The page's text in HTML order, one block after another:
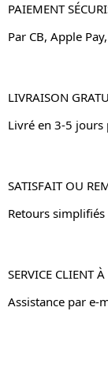
PAIEMENT
Par CB, Apple
LIVRAISON
Livré en 3-5 jours
SATISFAIT OU
Retours
SERVICE CLIENT
Assistance par e-